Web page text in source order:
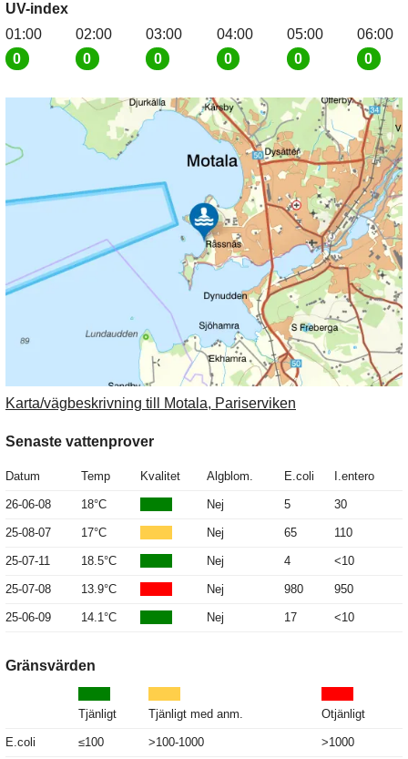
UV-index
01:00
0
02:00
0
03:00
0
04:00
0
05:00
0
06:00
0
Karta/vägbeskrivning till Motala, Pariserviken
Senaste vattenprover
Datum Temp Kvalitet Algblom. E.coli I.entero
26-06-08 18°C Nej 5 30
25-08-07 17°C Nej 65 110
25-07-11 18.5°C Nej 4 <10
25-07-08 13.9°C Nej 980 950
25-06-09 14.1°C Nej 17 <10
Gränsvärden
Tjänligt Tjänligt med anm. Otjänligt
E.coli ≤100 >100-1000 >1000